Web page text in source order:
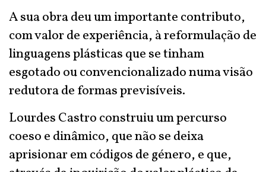
A sua obra deu um importante contributo,
com valor de experiência, à reformulação de
linguagens plásticas que se tinham
esgotado ou convencionalizado numa visão
redutora de formas previsíveis.
Lourdes Castro construiu um percurso
coeso e dinâmico, que não se deixa
aprisionar em códigos de género, e que,